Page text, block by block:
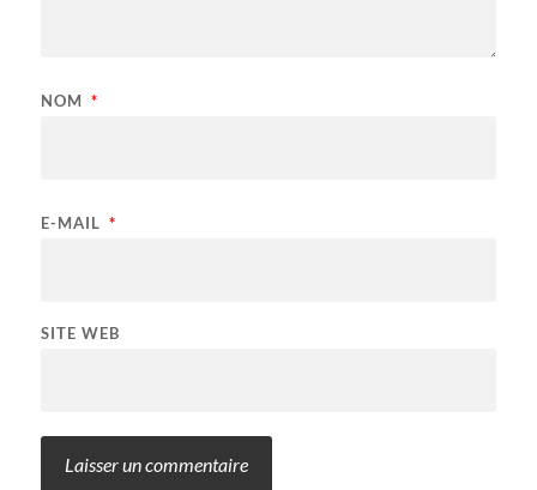
NOM *
E-MAIL *
SITE WEB